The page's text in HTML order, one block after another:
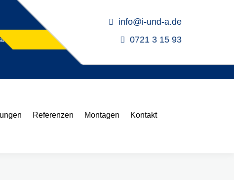
0721 3 15 93
info@i-und-a.de
Referenzen Montagen Kontakt